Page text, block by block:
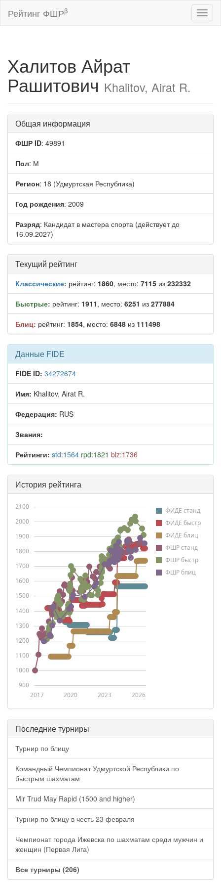
Рейтинг ФШРβ
Халитов Айрат
Рашитович Khalitov, Airat R.
Общая информация
ФШР ID: 49891
Пол: М
Регион: 18 (Удмуртская Республика)
Год рождения: 2009
Разряд: Кандидат в мастера спорта (действует до
16.09.2027)
Текущий рейтинг
Классические: рейтинг: 1860, место: 7115 из 232332
Быстрые: рейтинг: 1911, место: 6251 из 277884
Блиц: рейтинг: 1854, место: 6848 из 111498
Данные FIDE
FIDE ID: 34272674
Имя: Khalitov, Airat R.
Федерация: RUS
Звания:
Рейтинги: std:1564 rpd:1821 blz:1736
История рейтинга
ФИДЕ станд
ФИДЕ быстр
ФИДЕ блиц
ФШР станд
ФШР быстр
ФШР блиц
2017 2020 2023 2026
900
1000
1100
1200
1300
1400
1500
1600
1700
1800
1900
2000
2100
Последние турниры
Турнир по блицу
Командный Чемпионат Удмуртской Республики по
быстрым шахматам
Mir Trud May Rapid (1500 and higher)
Турнир по блицу в честь 23 февраля
Чемпионат города Ижевска по шахматам среди мужчин и
женщин (Первая Лига)
Все турниры (206)